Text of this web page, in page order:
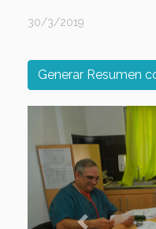
30/3/2019
Generar Resumen